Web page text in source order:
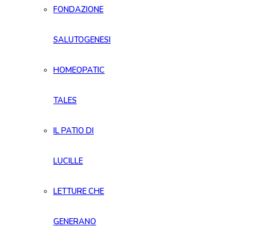
FONDAZIONE
SALUTOGENESI
HOMEOPATIC
TALES
IL PATIO DI
LUCILLE
LETTURE CHE
GENERANO